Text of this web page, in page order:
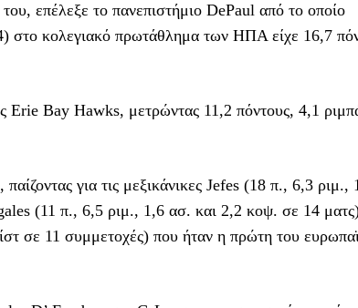
επέλεξε το πανεπιστήμιο DePaul από το οποίο
στο κολεγιακό πρωτάθλημα των ΗΠΑ είχε 16,7
Erie Bay Hawks, μετρώντας 11,2 πόντους, 4,1
για τις μεξικάνικες Jefes (18 π., 6,3 ριμ.,
(11 π., 6,5 ριμ., 1,6 ασ. και 2,2 κοψ. σε 14
σε 11 συμμετοχές) που ήταν η πρώτη του